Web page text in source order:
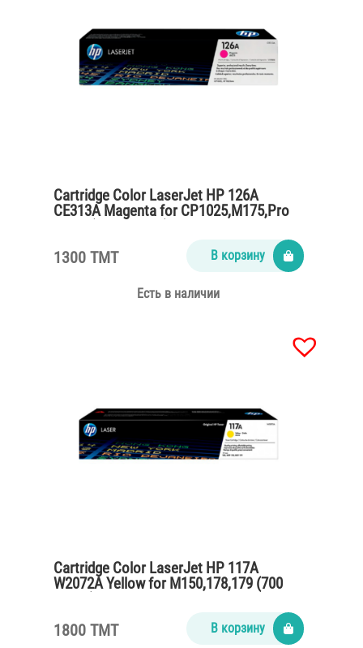
Cartridge Color LaserJet HP 126A
CE313A Magenta for CP1025,M175,Pro
1300 TMT В корзину
Есть в наличии
Cartridge Color LaserJet HP 117A
W2072A Yellow for M150,178,179 (700
1800 TMT В корзину